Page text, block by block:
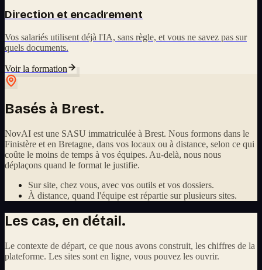
Direction et encadrement
Vos salariés utilisent déjà l'IA, sans règle, et vous ne savez pas sur
quels documents.
Voir la formation
Basés à Brest.
NovAI est une SASU immatriculée à Brest. Nous formons dans le
Finistère et en Bretagne, dans vos locaux ou à distance, selon ce qui
coûte le moins de temps à vos équipes. Au-delà, nous nous
déplaçons quand le format le justifie.
Sur site, chez vous, avec vos outils et vos dossiers.
À distance, quand l'équipe est répartie sur plusieurs sites.
Les cas, en détail.
Le contexte de départ, ce que nous avons construit, les chiffres de la
plateforme. Les sites sont en ligne, vous pouvez les ouvrir.